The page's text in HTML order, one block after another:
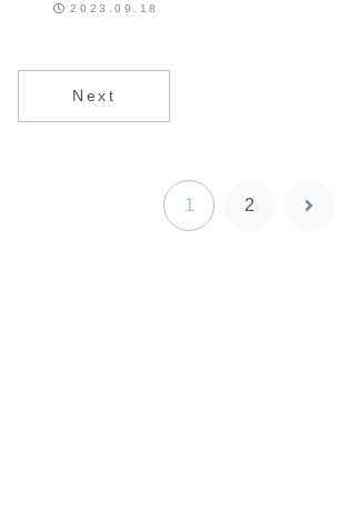
限を最新版解
2023.09.18
Next
1 2
次